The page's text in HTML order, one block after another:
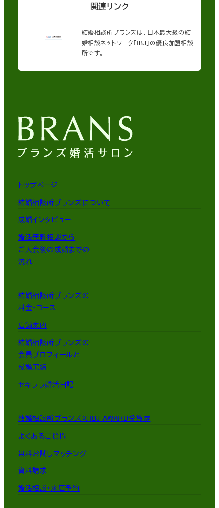
関連リンク
結婚相談所ブランズは、日本最大級の結
婚相談ネットワーク「IBJ」の優良加盟相談
所です。
トップページ
結婚相談所ブランズについて
成婚インタビュー
婚活無料相談から
ご入会後の成婚までの
流れ
結婚相談所ブランズの
料金・コース
店舗案内
結婚相談所ブランズの
会員プロフィールと
成婚実績
セキララ婚活日記
結婚相談所ブランズのIBJ AWARD受賞歴
よくあるご質問
無料お試しマッチング
資料請求
婚活相談・来店予約